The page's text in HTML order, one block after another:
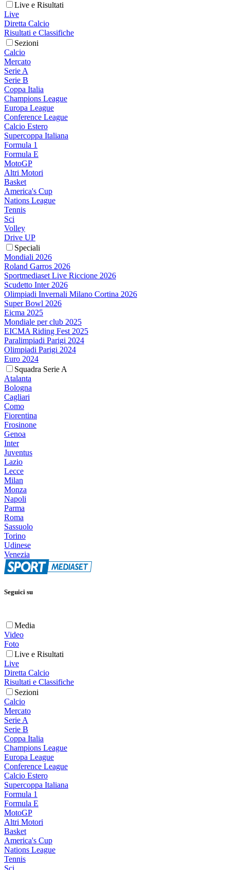
Live e Risultati
Live
Diretta Calcio
Risultati e Classifiche
Sezioni
Calcio
Mercato
Serie A
Serie B
Coppa Italia
Champions League
Europa League
Conference League
Calcio Estero
Supercoppa Italiana
Formula 1
Formula E
MotoGP
Altri Motori
Basket
America's Cup
Nations League
Tennis
Sci
Volley
Drive UP
Speciali
Mondiali 2026
Roland Garros 2026
Sportmediaset Live Riccione 2026
Scudetto Inter 2026
Olimpiadi Invernali Milano Cortina 2026
Super Bowl 2026
Eicma 2025
Mondiale per club 2025
EICMA Riding Fest 2025
Paralimpiadi Parigi 2024
Olimpiadi Parigi 2024
Euro 2024
Squadra Serie A
Atalanta
Bologna
Cagliari
Como
Fiorentina
Frosinone
Genoa
Inter
Juventus
Lazio
Lecce
Milan
Monza
Napoli
Parma
Roma
Sassuolo
Torino
Udinese
Venezia
Seguici su
Media
Video
Foto
Live e Risultati
Live
Diretta Calcio
Risultati e Classifiche
Sezioni
Calcio
Mercato
Serie A
Serie B
Coppa Italia
Champions League
Europa League
Conference League
Calcio Estero
Supercoppa Italiana
Formula 1
Formula E
MotoGP
Altri Motori
Basket
America's Cup
Nations League
Tennis
Sci